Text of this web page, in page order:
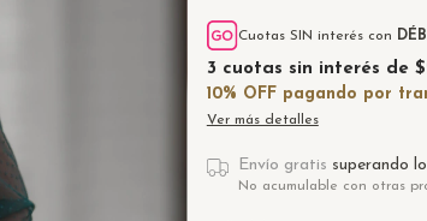
Cuotas SIN interés con
3 cuotas sin interés de
Ver más detalles
Envío gratis superando
No acumulable con otras